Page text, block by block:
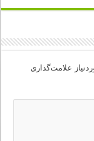
علامت‌گذاری